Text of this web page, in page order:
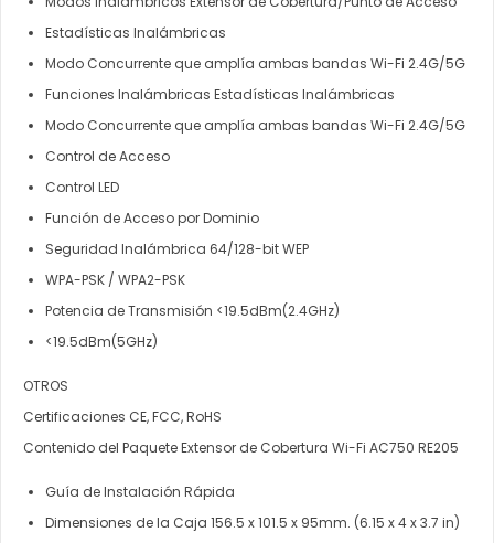
Estadísticas Inalámbricas
Modo Concurrente que amplía ambas bandas Wi-Fi 2.4G/5G
Funciones Inalámbricas Estadísticas Inalámbricas
Modo Concurrente que amplía ambas bandas Wi-Fi 2.4G/5G
Control de Acceso
Control LED
Función de Acceso por Dominio
Seguridad Inalámbrica 64/128-bit WEP
WPA-PSK / WPA2-PSK
Potencia de Transmisión <19.5dBm(2.4GHz)
<19.5dBm(5GHz)
OTROS
Certificaciones CE, FCC, RoHS
Contenido del Paquete Extensor de Cobertura Wi-Fi AC750 RE205
Guía de Instalación Rápida
Dimensiones de la Caja 156.5 x 101.5 x 95mm. (6.15 x 4 x 3.7 in)